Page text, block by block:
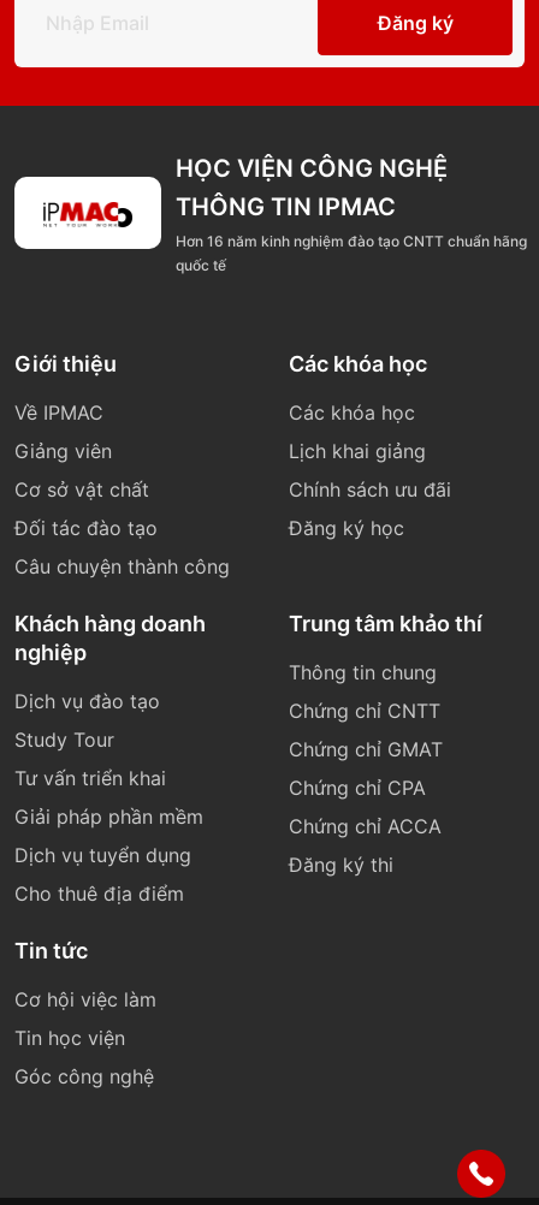
Đăng ký
HỌC VIỆN CÔNG NGHỆ
THÔNG TIN IPMAC
Hơn 16 năm kinh nghiệm đào tạo CNTT chuẩn hãng
quốc tế
Giới thiệu
Về IPMAC
Giảng viên
Cơ sở vật chất
Đối tác đào tạo
Câu chuyện thành công
Các khóa học
Các khóa học
Lịch khai giảng
Chính sách ưu đãi
Đăng ký học
Khách hàng doanh
nghiệp
Dịch vụ đào tạo
Study Tour
Tư vấn triển khai
Giải pháp phần mềm
Dịch vụ tuyển dụng
Cho thuê địa điểm
Trung tâm khảo thí
Thông tin chung
Chứng chỉ CNTT
Chứng chỉ GMAT
Chứng chỉ CPA
Chứng chỉ ACCA
Đăng ký thi
Tin tức
Cơ hội việc làm
Tin học viện
Góc công nghệ